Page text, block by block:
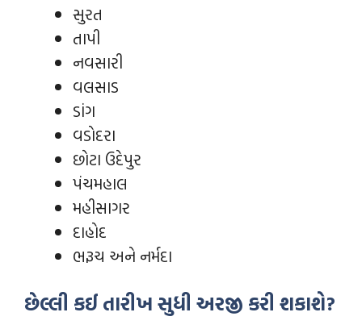
સુરત
તાપી
નવસારી
વલસાડ
ડાંગ
વડોદરા
છોટા ઉદેપુર
પંચમહાલ
મહીસાગર
દાહોદ
ભરૂચ અને નર્મદા
છેલ્લી કઈ તારીખ સુધી અરજી કરી શકાશે?